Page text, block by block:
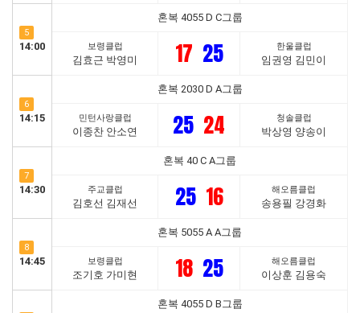
5
14:00
혼복 4055 D C그룹
보령클럽
김효근 박영미 17 25 한울클럽
임권영 김민이
6
14:15
혼복 2030 D A그룹
민턴사랑클럽
이종찬 안소연 25 24 청솔클럽
박상영 양송이
7
14:30
혼복 40 C A그룹
주교클럽
김호선 김재선 25 16 해오름클럽
송용필 강경화
8
14:45
혼복 5055 A A그룹
보령클럽
조기호 가미현 18 25 해오름클럽
이상훈 김용숙
혼복 4055 D B그룹